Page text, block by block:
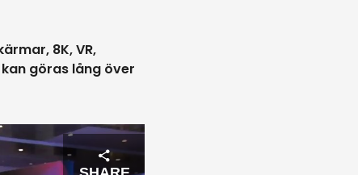
8K, VR,
göras lång över